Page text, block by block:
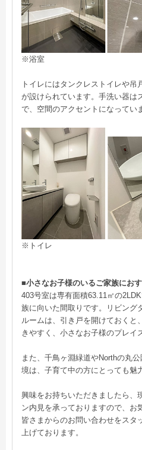
※浴室
トイレにはタンクレストイレや
が設けられています。手洗い器は
で、空間のアクセントになってい
※トイレ
■小さなお子様のいるご家族にお
403号室は専有面積63.11㎡の
族に向いた間取りです。リビング
ルームは、引き戸を開けておくと
きやすく、小さなお子様のプレイ
また、千鳥ヶ淵緑道やNorthの丸
境は、子育て中の方にとっても魅
興味をお持ちいただきましたら、
ン内見を承っておりますので、お
皆さまからのお問い合わせをスタ
上げております。